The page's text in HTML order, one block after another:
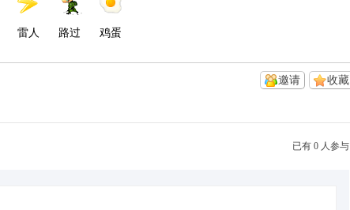
雷人 路过 鸡蛋
收藏
邀请
已有 0 人参与